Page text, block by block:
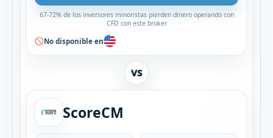
67-72% de los inversores minoristas pierden dinero operando con
CFD con este broker
No disponible en
VS
ScoreCM